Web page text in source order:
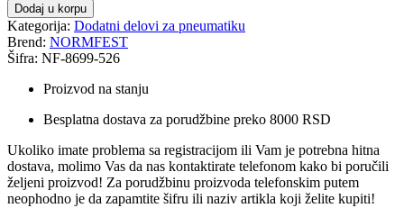
Dodaj u korpu
Kategorija: Dodatni delovi za pneumatiku
Brend: NORMFEST
Šifra: NF-8699-526
Proizvod na stanju
Besplatna dostava za porudžbine preko 8000 RSD
Ukoliko imate problema sa registracijom ili Vam je potrebna hitna
dostava, molimo Vas da nas kontaktirate telefonom kako bi poručili
željeni proizvod! Za porudžbinu proizvoda telefonskim putem
neophodno je da zapamtite šifru ili naziv artikla koji želite kupiti!